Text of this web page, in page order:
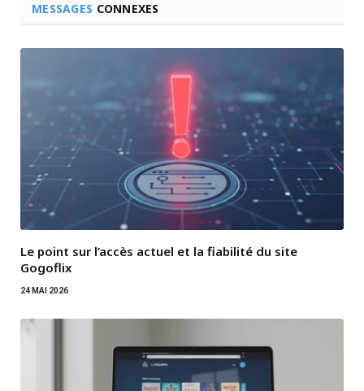
MESSAGES CONNEXES
Le point sur l’accès actuel et la fiabilité du site
Gogoflix
24 MAI 2026